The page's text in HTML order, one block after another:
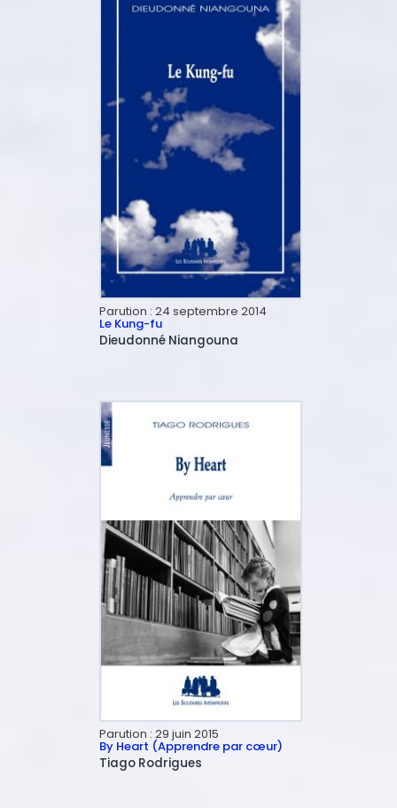
Parution : 24 septembre 2014
Le Kung-fu
Dieudonné Niangouna
Parution : 29 juin 2015
By Heart (Apprendre par cœur)
Tiago Rodrigues